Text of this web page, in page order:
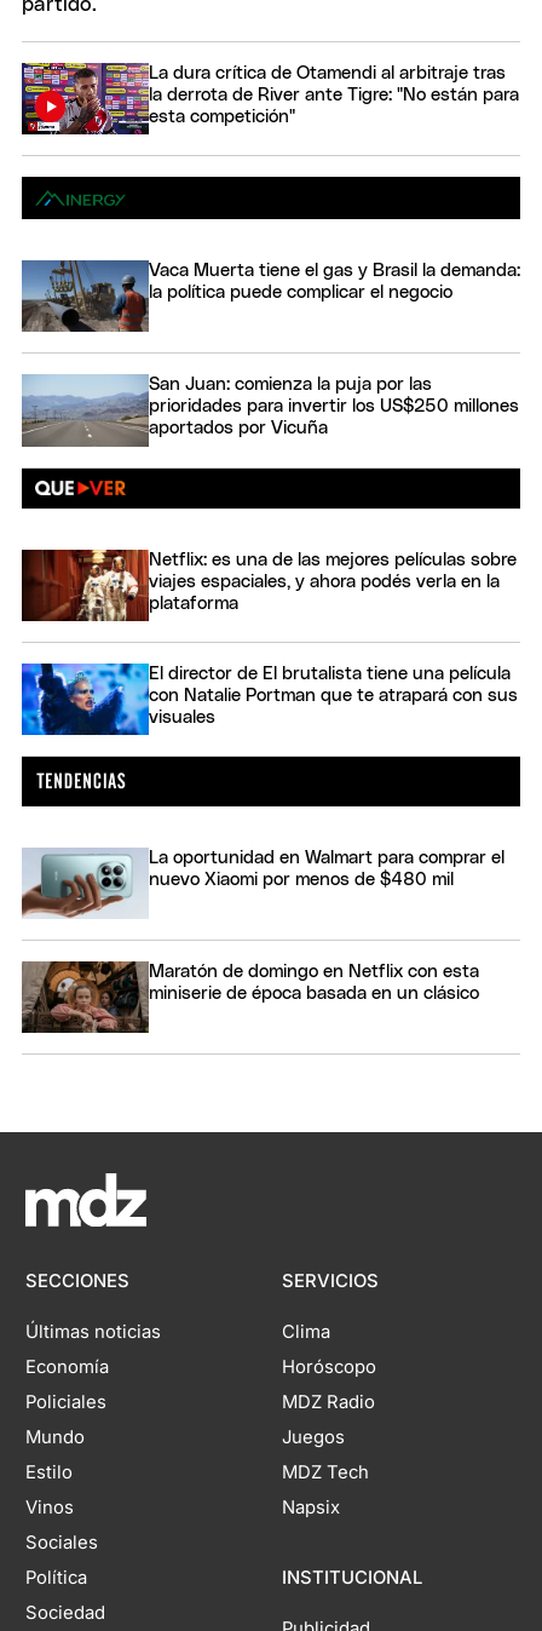
La dura crítica de Otamendi al arbitraje tras
la derrota de River ante Tigre: "No están para
esta competición"
Vaca Muerta tiene el gas y Brasil la demanda:
la política puede complicar el negocio
San Juan: comienza la puja por las
prioridades para invertir los US$250 millones
aportados por Vicuña
Netflix: es una de las mejores películas sobre
viajes espaciales, y ahora podés verla en la
plataforma
El director de El brutalista tiene una película
con Natalie Portman que te atrapará con sus
visuales
La oportunidad en Walmart para comprar el
nuevo Xiaomi por menos de $480 mil
Maratón de domingo en Netflix con esta
miniserie de época basada en un clásico
SECCIONES
Últimas noticias
Economía
Policiales
Mundo
Estilo
Vinos
Sociales
Política
Sociedad
SERVICIOS
Clima
Horóscopo
MDZ Radio
Juegos
MDZ Tech
Napsix
INSTITUCIONAL